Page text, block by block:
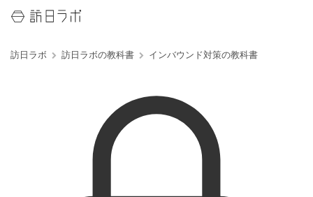
訪日ラボ 訪日ラボの教科書 インバウンド対策の教科書